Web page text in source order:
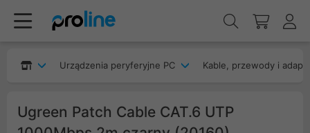
Urządzenia peryferyjne PC Kable, przewody i
Ugreen Patch Cable CAT.6 UTP